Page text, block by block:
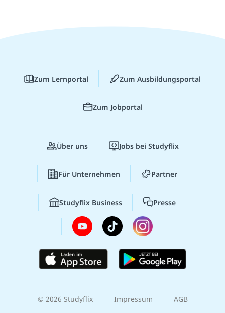
Zum Lernportal Zum Ausbildungsportal
Zum Jobportal
Über uns Jobs bei Studyflix
Für Unternehmen Partner
Studyflix Business Presse
© 2026 Studyflix Impressum AGB